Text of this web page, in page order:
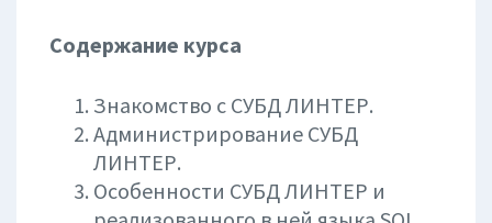
Содержание курса
Знакомство с СУБД ЛИНТЕР.
Администрирование СУБД
ЛИНТЕР.
Особенности СУБД ЛИНТЕР и